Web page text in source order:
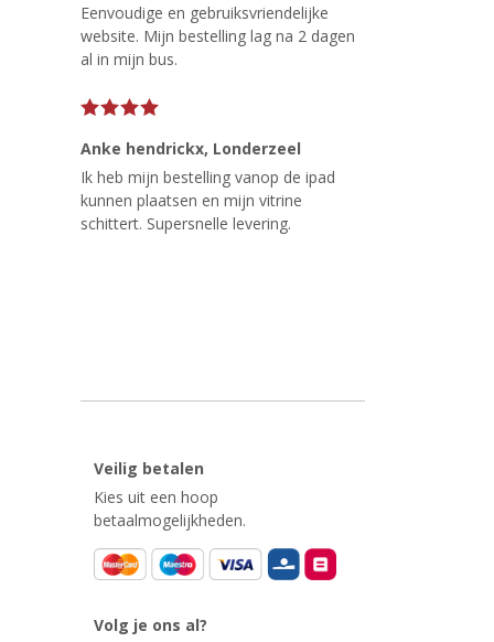
Eenvoudige en gebruiksvriendelijke
website. Mijn bestelling lag na 2 dagen
al in mijn bus.
Anke hendrickx, Londerzeel
Ik heb mijn bestelling vanop de ipad
kunnen plaatsen en mijn vitrine
schittert. Supersnelle levering.
Veilig betalen
Kies uit een hoop
betaalmogelijkheden.
Volg je ons al?